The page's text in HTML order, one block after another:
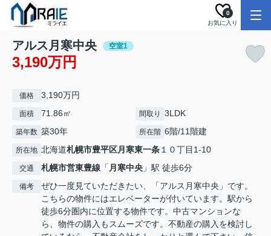
お気に入り
0
アルス月寒中央 空室1
3,190万円
価格 3,190万円
面積 71.86㎡ 間取り 3LDK
築年数 築30年 所在階 6階/11階建
所在地 北海道札幌市豊平区月寒東一条 １０丁目1-10
交通 札幌市営東豊線 「 月寒中央 」駅 徒歩6分
備考
ぜひ一度見ていただきたい、「アルス月寒中央」です。
こちらの物件にはエレベーターが付いています。駅から
徒歩6分圏内に位置する物件です。中古マンションな
ら、物件の購入もスムーズです。不動産の購入を検討し